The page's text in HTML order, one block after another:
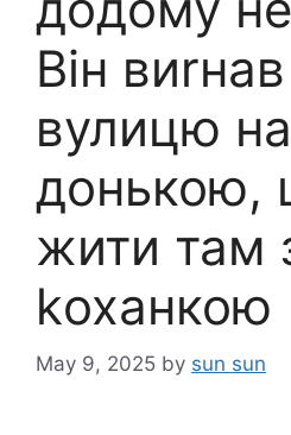
Він
вулицю
донькою,
жити там
kоханкою
May 9, 2025 by sun sun